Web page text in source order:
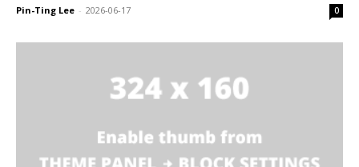
Pin-Ting Lee - 2026-06-17 0